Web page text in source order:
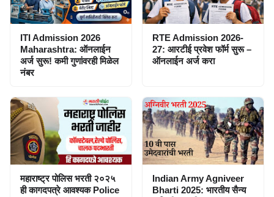
ITI Admission 2026
Maharashtra: ऑनलाईन
अर्ज सुरू! कमी गुणांवरही मिळेल
नंबर
RTE Admission 2026-
27: आरटीई प्रवेश फॉर्म सुरू –
ऑनलाईन अर्ज करा
महाराष्ट्र पोलिस भरती २०२५
ही कागदपत्रे आवश्यक Police
Bharti 2025
Indian Army Agniveer
Bharti 2025: भारतीय सैन्य
अग्निवीर भरती 2025